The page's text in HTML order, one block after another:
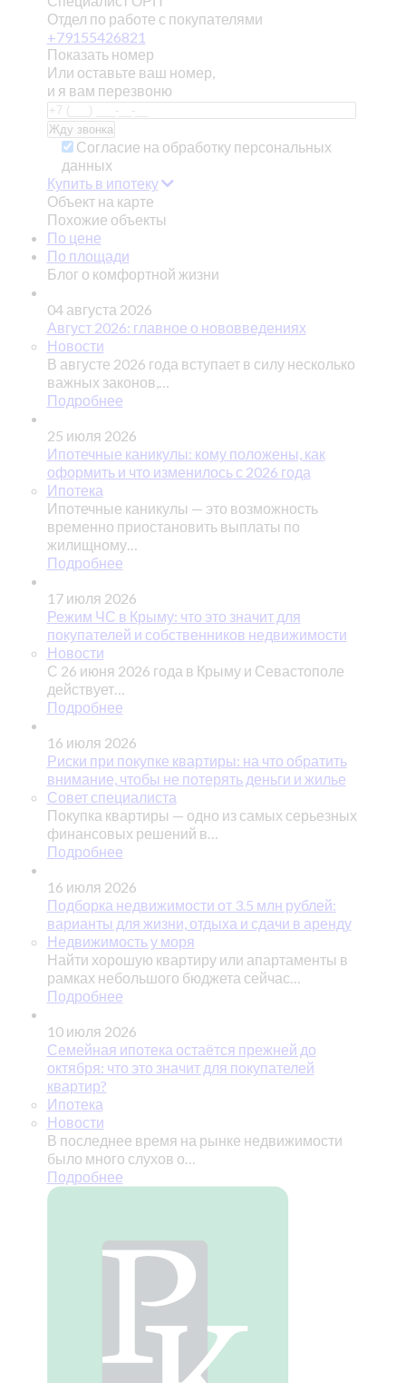
Отдел по работе с покупателями
+79155426821
Показать номер
Или оставьте ваш номер,
и я вам перезвоню
Согласие на обработку персональных
данных
Купить в ипотеку
Объект на карте
Похожие объекты
По цене
По площади
Блог о комфортной жизни
04 августа 2026
Август 2026: главное о нововведениях
Новости
В августе 2026 года вступает в силу несколько
важных законов,…
Подробнее
25 июля 2026
Ипотечные каникулы: кому положены, как
оформить и что изменилось с 2026 года
Ипотека
Ипотечные каникулы — это возможность
временно приостановить выплаты по
жилищному…
Подробнее
17 июля 2026
Режим ЧС в Крыму: что это значит для
покупателей и собственников недвижимости
Новости
С 26 июня 2026 года в Крыму и Севастополе
действует…
Подробнее
16 июля 2026
Риски при покупке квартиры: на что обратить
внимание, чтобы не потерять деньги и жилье
Совет специалиста
Покупка квартиры — одно из самых серьезных
финансовых решений в…
Подробнее
16 июля 2026
Подборка недвижимости от 3.5 млн рублей:
варианты для жизни, отдыха и сдачи в аренду
Недвижимость у моря
Найти хорошую квартиру или апартаменты в
рамках небольшого бюджета сейчас…
Подробнее
10 июля 2026
Семейная ипотека остаётся прежней до
октября: что это значит для покупателей
квартир?
Ипотека
Новости
В последнее время на рынке недвижимости
было много слухов о…
Подробнее